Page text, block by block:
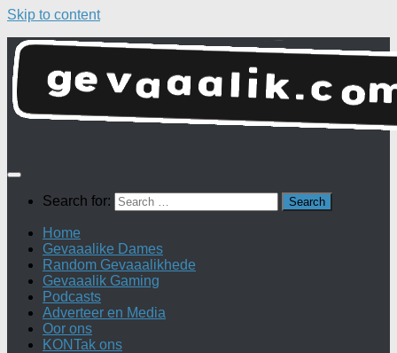
Skip to content
Search for:
Home
Gevaaalike Dames
Random Gevaaalikhede
Gevaaalik Gaming
Podcasts
Adverteer en Media
Oor ons
KONTak ons